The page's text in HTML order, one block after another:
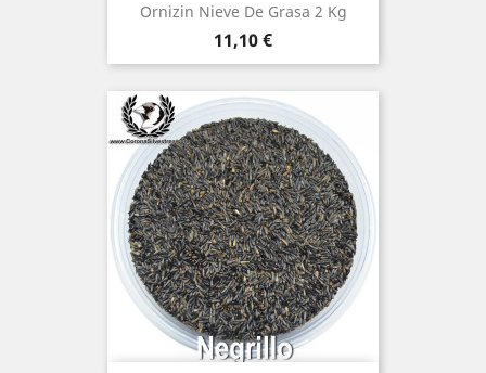
Ornizin Nieve De Grasa 2 Kg
Precio
11,10 €